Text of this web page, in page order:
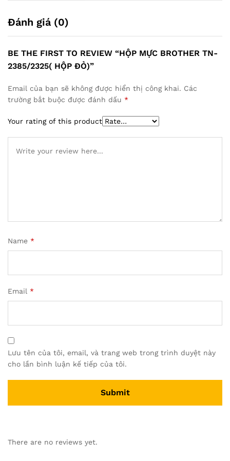
Đánh giá (0)
BE THE FIRST TO REVIEW “HỘP MỰC BROTHER TN-
2385/2325( HỘP ĐỎ)”
Email của bạn sẽ không được hiển thị công khai. Các
trường bắt buộc được đánh dấu *
Your rating of this product
Name *
Email *
Lưu tên của tôi, email, và trang web trong trình duyệt này
cho lần bình luận kế tiếp của tôi.
There are no reviews yet.